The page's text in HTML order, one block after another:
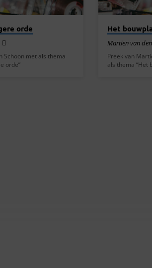
orde
Schoon met als thema
orde”
Het
Martien van
Preek van
als thema “Het